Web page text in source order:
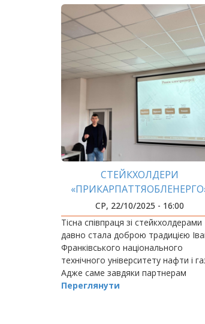
СТЕЙКХОЛДЕРИ
ДІЛЯТЬСЯ ДОСВІДОМ
СР, 22/10/2025 - 16:00
Тісна співпраця зі стейкхолдерами
давно стала доброю традицією
Франківського національного
технічного університету нафти і
Адже саме завдяки партнерам
університет формує сучасну й
Переглянути